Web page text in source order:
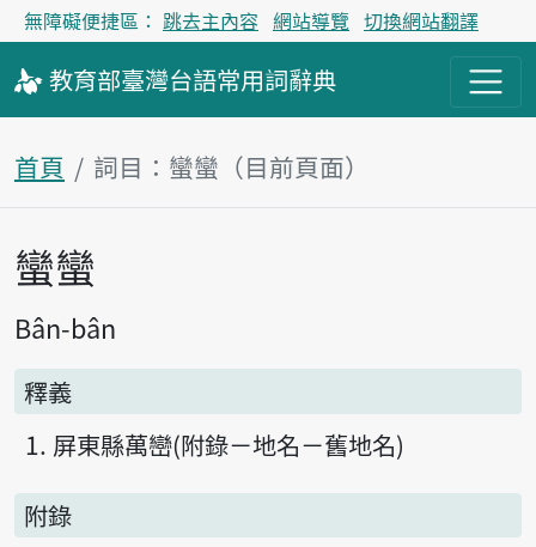
無障礙便捷區： 跳去主內容 網站導覽 切換網站翻譯
教育部臺灣台語常用詞辭典
首頁 詞目：蠻蠻（目前頁面）
主內容區塊
蠻蠻
Bân-bân
釋義
屏東縣萬巒(附錄－地名－舊地名)
附錄